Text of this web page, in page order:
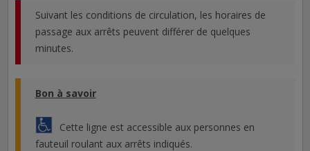
Suivant les conditions de circulation, les horaires de
passage aux arrêts peuvent différer de quelques
minutes.
Bon à savoir
Cette ligne est accessible aux personnes en
fauteuil roulant aux arrêts indiqués.